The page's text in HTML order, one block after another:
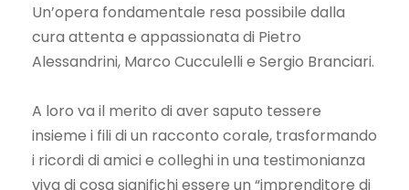
Un’opera fondamentale resa possibile dalla
cura attenta e appassionata di Pietro
Alessandrini, Marco Cucculelli e Sergio Branciari.
A loro va il merito di aver saputo tessere
insieme i fili di un racconto corale, trasformando
i ricordi di amici e colleghi in una testimonianza
viva di cosa significhi essere un “imprenditore di